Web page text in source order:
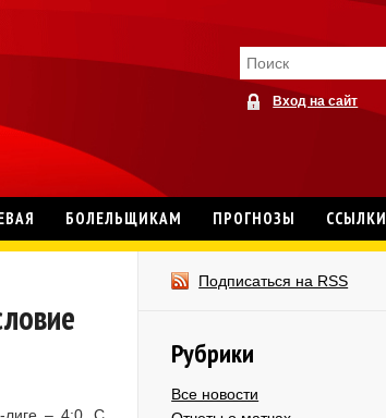
Вход на сайт
БОЛЕЛЬЩИКАМ ПРОГНОЗЫ ССЫЛКИ
Подписаться на RSS
Рубрики
Все новости